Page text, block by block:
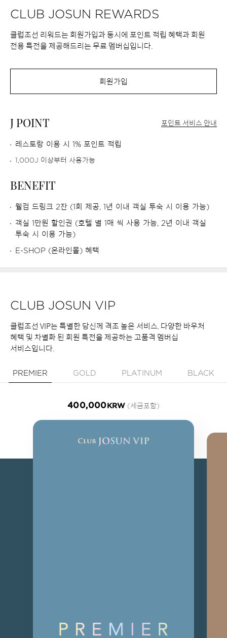
r
s
h
_
p
r
d
u
c
CLUB JOSUN REWARDS
클럽조선 리워드는 회원가입과 동시에 포인트 적립 혜택과 회원
전용 특전을 제공해드리는 무료 멤버십입니다.
회원가입
J POINT
레스토랑 이용 시 1% 포인트 적립
1,000J 이상부터 사용가능
포인트 서비스 안내
BENEFIT
웰컴 드링크 2잔 (1회 제공, 1년 이내 객실 투숙 시 이용 가능)
객실 1만원 할인권 (호텔 별 1매 씩 사용 가능, 2년 이내 객실
투숙 시 이용 가능)
E-SHOP (온라인몰) 혜택
CLUB JOSUN VIP
클럽조선 VIP는 특별한 당신께 격조 높은 서비스, 다양한 바우처
혜택 및 차별화 된 회원 특전을 제공하는 고품격 멤버십
서비스입니다.
PREMIER GOLD PLATINUM BLACK
가
비
400,000KRW (세금포함)